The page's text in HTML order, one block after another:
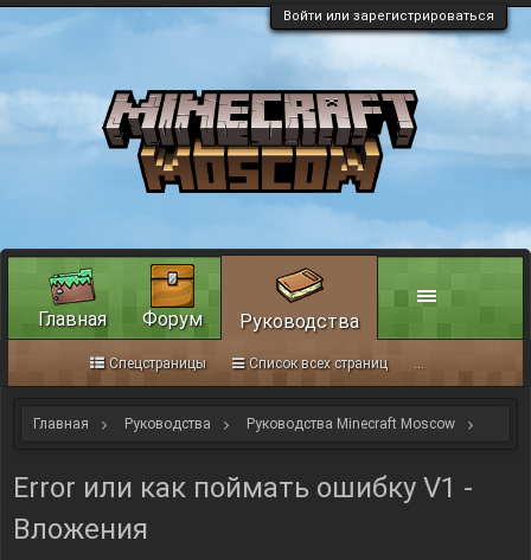
Войти или зарегистрироваться
Главная Руководства Руководства Minecraft Moscow
Error или как поймать ошибку V1 -
Вложения
Главная Форум Руководства
Спецстраницы Список всех страниц ...